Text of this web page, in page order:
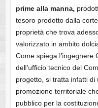
prime alla manna,
tesoro prodotto dalla
proprietà che trova
valorizzato in ambito
Come spiega l’ingegnere
dell’ufficio tecnico del
progetto, si tratta infatti di
promozione territoriale
pubblico per la